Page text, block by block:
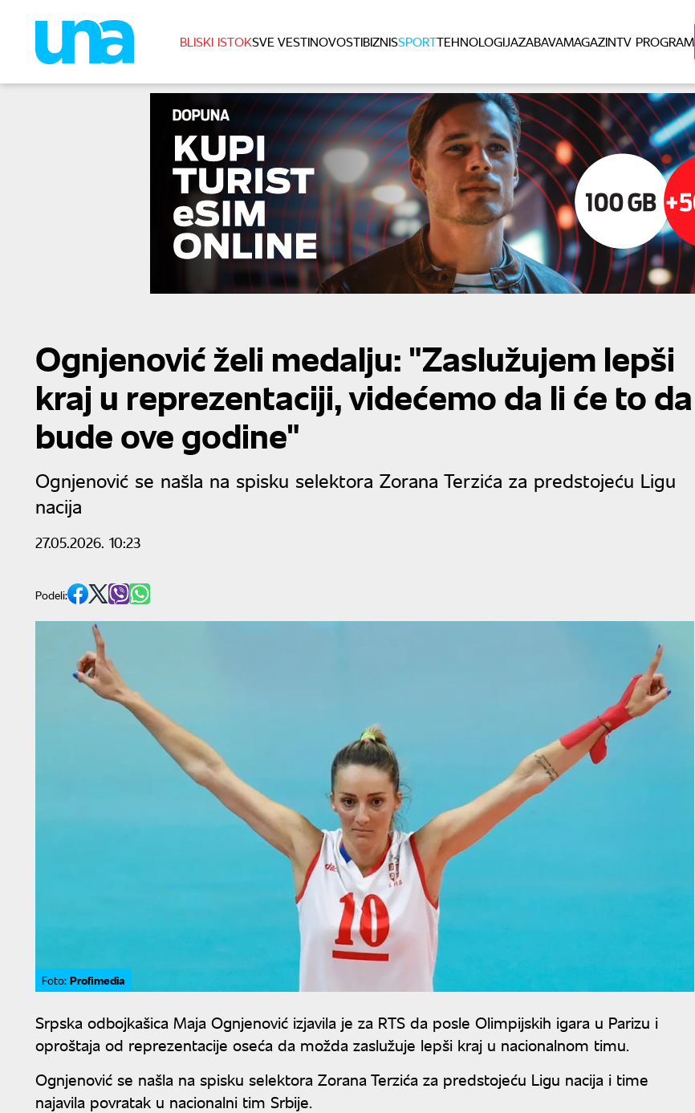
BLISKI ISTOKSVE VESTINOVOSTIBIZNISSPORTTEHNOLOGIJAZABAVAMAGAZINTV PROGRAM
Ognjenović želi medalju: "Zaslužujem lepši
kraj u reprezentaciji, videćemo da li će to da
bude ove godine"
Ognjenović se našla na spisku selektora Zorana Terzića za predstojeću Ligu
nacija
27.05.2026. 10:23
Podeli:
Foto: Profimedia
Srpska odbojkašica Maja Ognjenović izjavila je za RTS da posle Olimpijskih igara u Parizu i
oproštaja od reprezentacije oseća da možda zaslužuje lepši kraj u nacionalnom timu.
Ognjenović se našla na spisku selektora Zorana Terzića za predstojeću Ligu nacija i time
najavila povratak u nacionalni tim Srbije.